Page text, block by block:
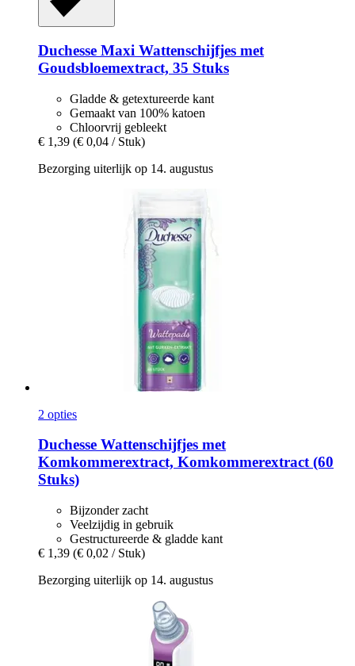
Duchesse Maxi Wattenschijfjes met
Goudsbloemextract, 35 Stuks
Gladde & getextureerde kant
Gemaakt van 100% katoen
Chloorvrij gebleekt
€ 1,39 (€ 0,04 / Stuk)
Bezorging uiterlijk op 14. augustus
2 opties
Duchesse Wattenschijfjes met
Komkommerextract, Komkommerextract (60
Stuks)
Bijzonder zacht
Veelzijdig in gebruik
Gestructureerde & gladde kant
€ 1,39 (€ 0,02 / Stuk)
Bezorging uiterlijk op 14. augustus